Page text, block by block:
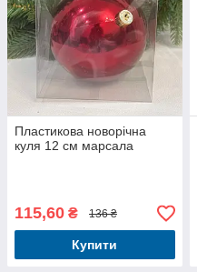
Пластикова новорічна
куля 12 см марсала
115,60 ₴ 136 ₴
Купити